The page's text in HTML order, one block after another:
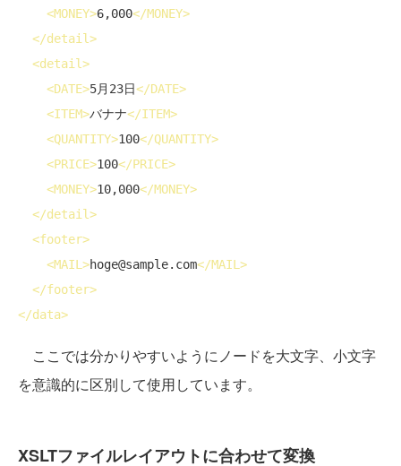
<MONEY>6,000</MONEY>
</detail>
<detail>
<DATE>5月23日</DATE>
<ITEM>バナナ</ITEM>
<QUANTITY>100</QUANTITY>
<PRICE>100</PRICE>
<MONEY>10,000</MONEY>
</detail>
<footer>
<MAIL >hoge@sample.com</MAIL >
</footer>
</data>
ここでは分かりやすいようにノードを大文字、小文字
を意識的に区別して使用しています。
XSLTファイルレイアウトに合わせて変換